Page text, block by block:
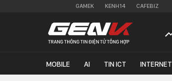
GAMEK KENH14 CAFEBIZ
MOBILE AI TIN ICT INTERNET